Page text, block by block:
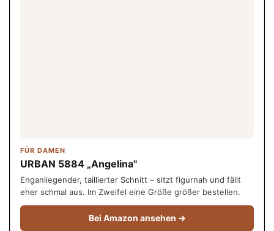
FÜR DAMEN
URBAN 5884 „Angelina"
Enganliegender, taillierter Schnitt – sitzt figurnah und fällt
eher schmal aus. Im Zweifel eine Größe größer bestellen.
Bei Amazon ansehen →